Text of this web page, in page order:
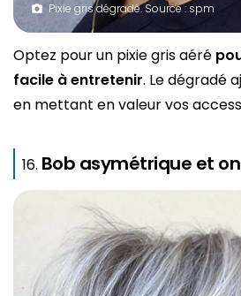
Pixie gris dégradé. Source : spm
Optez pour un pixie gris aéré
facile à entretenir. Le dégradé
en mettant en valeur vos
Bob asymétrique et